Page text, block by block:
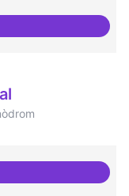
Activista Digital
i capa digital